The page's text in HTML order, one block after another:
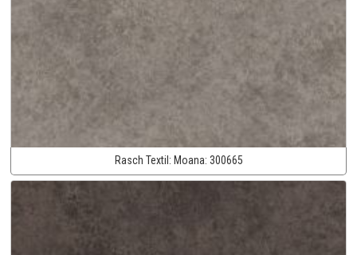
Rasch Textil: Moana: 300665